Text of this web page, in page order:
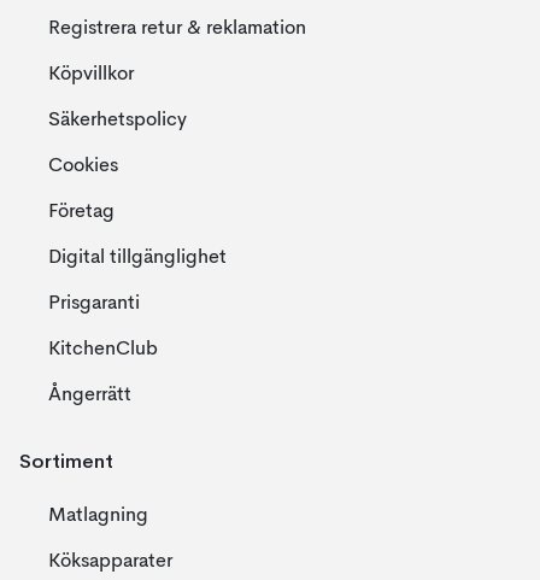
Registrera retur & reklamation
Köpvillkor
Säkerhetspolicy
Cookies
Företag
Digital tillgänglighet
Prisgaranti
KitchenClub
Ångerrätt
Sortiment
Matlagning
Köksapparater